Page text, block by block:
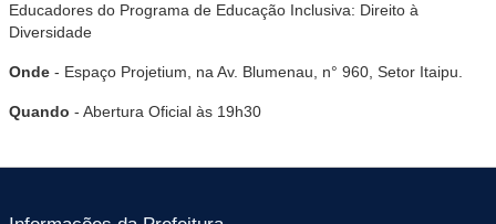
Educadores do Programa de Educação Inclusiva: Direito à
Diversidade
Onde - Espaço Projetium, na Av. Blumenau, n° 960, Setor Itaipu.
Quando - Abertura Oficial às 19h30